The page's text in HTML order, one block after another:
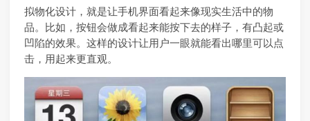
拟物化设计，就是让手机界面看起来像现实生活中的物
品。比如，按钮会做成看起来能按下去的样子，有凸起或
凹陷的效果。这样的设计让用户一眼就能看出哪里可以点
击，用起来更直观。